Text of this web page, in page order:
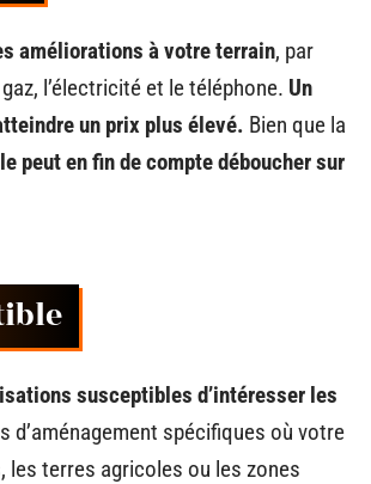
améliorations à votre terrain, par
l’électricité et le téléphone. Un
un prix plus élevé. Bien que la
peut en fin de compte déboucher sur
susceptibles d’intéresser les
d’aménagement spécifiques où votre
terres agricoles ou les zones